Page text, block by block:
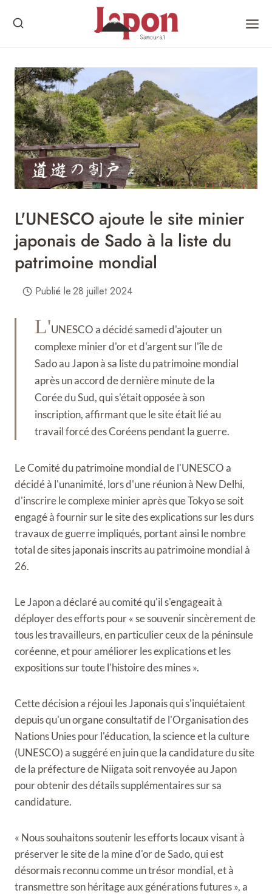
L'UNESCO ajoute le site minier
japonais de Sado à la liste du
patrimoine mondial
Publié le28 juillet 2024
L'UNESCO a décidé samedi d'ajouter un
complexe minier d'or et d'argent sur l'île de
Sado au Japon à sa liste du patrimoine mondial
après un accord de dernière minute de la
Corée du Sud, qui s'était opposée à son
inscription, affirmant que le site était lié au
travail forcé des Coréens pendant la guerre.
Le Comité du patrimoine mondial de l'UNESCO a
décidé à l'unanimité, lors d'une réunion à New Delhi,
d'inscrire le complexe minier après que Tokyo se soit
engagé à fournir sur le site des explications sur les durs
travaux de guerre impliqués, portant ainsi le nombre
total de sites japonais inscrits au patrimoine mondial à
26.
Le Japon a déclaré au comité qu'il s'engageait à
déployer des efforts pour « se souvenir sincèrement de
tous les travailleurs, en particulier ceux de la péninsule
coréenne, et pour améliorer les explications et les
expositions sur toute l'histoire des mines ».
Cette décision a réjoui les Japonais qui s'inquiétaient
depuis qu'un organe consultatif de l'Organisation des
Nations Unies pour l'éducation, la science et la culture
(UNESCO) a suggéré en juin que la candidature du site
de la préfecture de Niigata soit renvoyée au Japon
pour obtenir des détails supplémentaires sur sa
candidature.
« Nous souhaitons soutenir les efforts locaux visant à
préserver le site de la mine d'or de Sado, qui est
désormais reconnu comme un trésor mondial, et à
transmettre son héritage aux générations futures », a